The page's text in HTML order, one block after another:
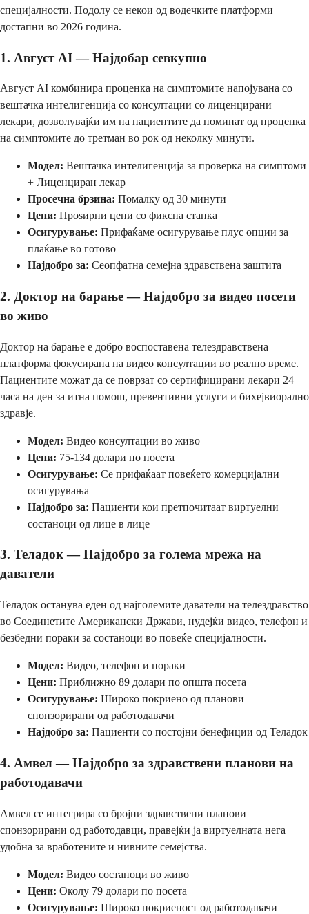
специјалности. Подолу се некои од водечките платформи
достапни во 2026 година.
1. Август AI — Најдобар севкупно
Август AI комбинира проценка на симптомите напојувана со
вештачка интелигенција со консултации со лиценцирани
лекари, дозволувајќи им на пациентите да поминат од проценка
на симптомите до третман во рок од неколку минути.
Модел: Вештачка интелигенција за проверка на симптоми
+ Лиценциран лекар
Просечна брзина: Помалку од 30 минути
Цени: Проѕирни цени со фиксна стапка
Осигурување: Прифаќаме осигурување плус опции за
плаќање во готово
Најдобро за: Сеопфатна семејна здравствена заштита
2. Доктор на барање — Најдобро за видео посети
во живо
Доктор на барање е добро воспоставена телездравствена
платформа фокусирана на видео консултации во реално време.
Пациентите можат да се поврзат со сертифицирани лекари 24
часа на ден за итна помош, превентивни услуги и бихејвиорално
здравје.
Модел: Видео консултации во живо
Цени: 75-134 долари по посета
Осигурување: Се прифаќаат повеќето комерцијални
осигурувања
Најдобро за: Пациенти кои претпочитаат виртуелни
состаноци од лице в лице
3. Теладок — Најдобро за голема мрежа на
даватели
Теладок останува еден од најголемите даватели на телездравство
во Соединетите Американски Држави, нудејќи видео, телефон и
безбедни пораки за состаноци во повеќе специјалности.
Модел: Видео, телефон и пораки
Цени: Приближно 89 долари по општа посета
Осигурување: Широко покриено од планови
спонзорирани од работодавачи
Најдобро за: Пациенти со постојни бенефиции од Теладок
4. Амвел — Најдобро за здравствени планови на
работодавачи
Амвел се интегрира со бројни здравствени планови
спонзорирани од работодавци, правејќи ја виртуелната нега
удобна за вработените и нивните семејства.
Модел: Видео состаноци во живо
Цени: Околу 79 долари по посета
Осигурување: Широко покриеност од работодавачи